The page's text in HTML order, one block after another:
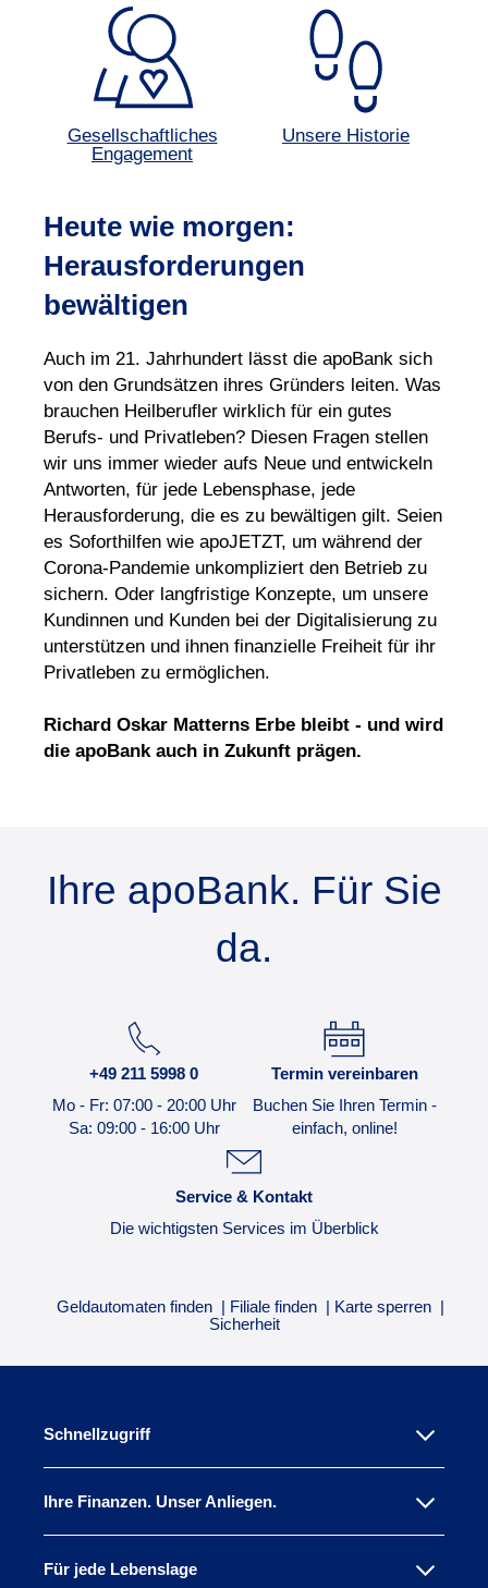
Gesellschaftliches
Engagement
Unsere Historie
Heute wie morgen:
Herausforderungen
bewältigen
Auch im 21. Jahrhundert lässt die apoBank sich
von den Grundsätzen ihres Gründers leiten. Was
brauchen Heilberufler wirklich für ein gutes
Berufs- und Privatleben? Diesen Fragen stellen
wir uns immer wieder aufs Neue und entwickeln
Antworten, für jede Lebensphase, jede
Herausforderung, die es zu bewältigen gilt. Seien
es Soforthilfen wie apoJETZT, um während der
Corona-Pandemie unkompliziert den Betrieb zu
sichern. Oder langfristige Konzepte, um unsere
Kundinnen und Kunden bei der Digitalisierung zu
unterstützen und ihnen finanzielle Freiheit für ihr
Privatleben zu ermöglichen.
Richard Oskar Matterns Erbe bleibt - und wird
die apoBank auch in Zukunft prägen.
Ihre apoBank. Für Sie
da.
+49 211 5998 0
Mo - Fr: 07:00 - 20:00 Uhr
Sa: 09:00 - 16:00 Uhr
Termin vereinbaren
Buchen Sie Ihren Termin -
einfach, online!
Service & Kontakt
Die wichtigsten Services im Überblick
Geldautomaten finden Filiale finden
Karte sperren
Sicherheit
Schnellzugriff
Ihre Finanzen. Unser Anliegen.
Für jede Lebenslage